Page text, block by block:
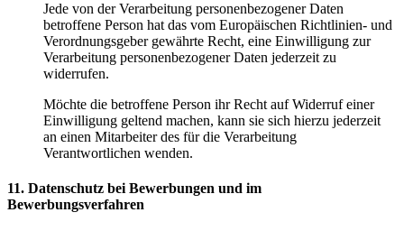
Jede von der Verarbeitung personenbezogener Daten
betroffene Person hat das vom Europäischen Richtlinien- und
Verordnungsgeber gewährte Recht, eine Einwilligung zur
Verarbeitung personenbezogener Daten jederzeit zu
widerrufen.
Möchte die betroffene Person ihr Recht auf Widerruf einer
Einwilligung geltend machen, kann sie sich hierzu jederzeit
an einen Mitarbeiter des für die Verarbeitung
Verantwortlichen wenden.
11. Datenschutz bei Bewerbungen und im
Bewerbungsverfahren